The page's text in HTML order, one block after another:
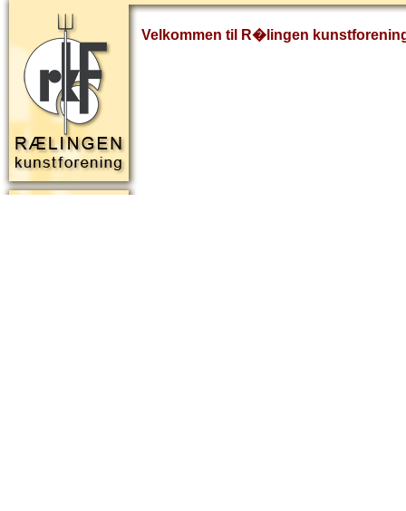
Velkommen til R�lingen